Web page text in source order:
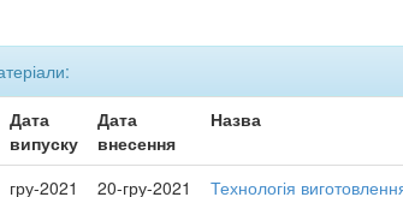
Дата
випуску
Дата
внесення
Назва
гру-2021 20-гру-2021
Технологія